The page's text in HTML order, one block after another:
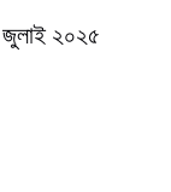
২০২৫